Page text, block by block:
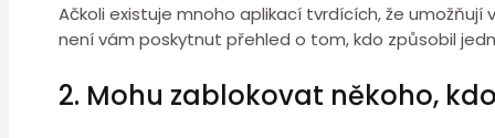
Ačkoli existuje mnoho aplikací tvrdících, že
není vám poskytnut přehled o tom, kdo způsobil
2. Mohu zablokovat někoho,